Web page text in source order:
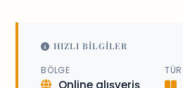
HIZLI BILGILER
BÖLGE
Online alışveriş
TÜR